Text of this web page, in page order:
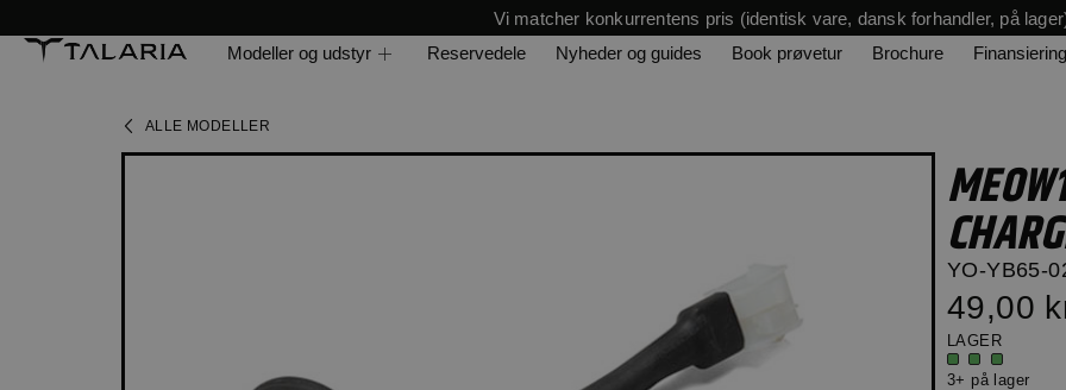
Vi matcher konkurrentens pris (identisk vare, dansk forhandler, på
Modeller og udstyr
Reservedele Nyheder og guides Book prøvetur Brochure Finansiering
ALLE MODELLER
YO-YB65-
49,00
LAGER
3+ på lager